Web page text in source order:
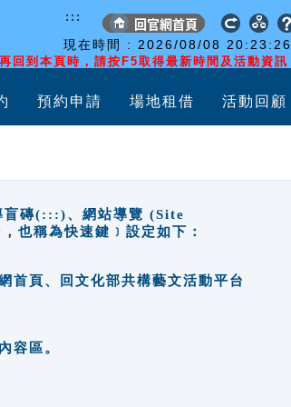
現在時間 : 2026/08/08 20:23:26
回到本頁時，請按F5取得最新時間及活動資訊
:::
預約申請 場地租借 活動回顧
盲磚(:::)、網站導覽 (Site
稱為快速鍵﹞設定如下：
頁、回文化部共構藝文活動平台
區。